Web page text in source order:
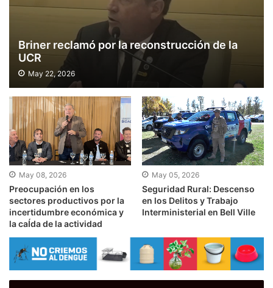
Briner reclamó por la reconstrucción de la
UCR
May 22, 2026
May 08, 2026
Preocupación en los
sectores productivos por la
incertidumbre económica y
la caÍ­da de la actividad
May 05, 2026
Seguridad Rural: Descenso
en los Delitos y Trabajo
Interministerial en Bell Ville